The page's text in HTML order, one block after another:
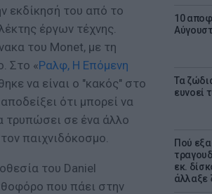
10
Τα
ευνοεί
Πού
εκ.
άλλαξε
εκδίκησή του από το
έργων τέχνης.
του Monet, με τη
Στο «Ραλφ, Η Επόμενη
να είναι ο "κακός" στο
ότι μπορεί να
τρυπώσει σε ένα άλλο
παιχνιδόκοσμο.
του Daniel
που πάει στην